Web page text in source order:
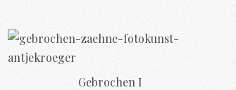
Gebrochen I